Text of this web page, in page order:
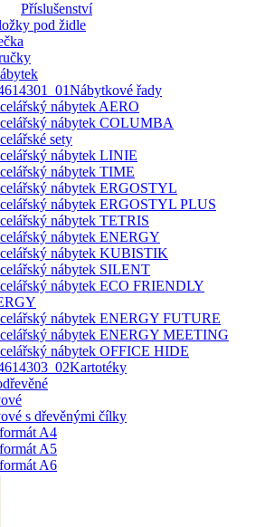
Příslušenství
pod židle
Nábytkové řady
nábytek AERO
nábytek COLUMBA
sety
nábytek LINIE
nábytek TIME
nábytek ERGOSTYL
nábytek ERGOSTYL PLUS
nábytek TETRIS
nábytek ENERGY
nábytek KUBISTIK
nábytek SILENT
nábytek ECO FRIENDLY
nábytek ENERGY FUTURE
nábytek ENERGY MEETING
nábytek OFFICE HIDE
Kartotéky
s dřevěnými čílky
A4
A5
A6